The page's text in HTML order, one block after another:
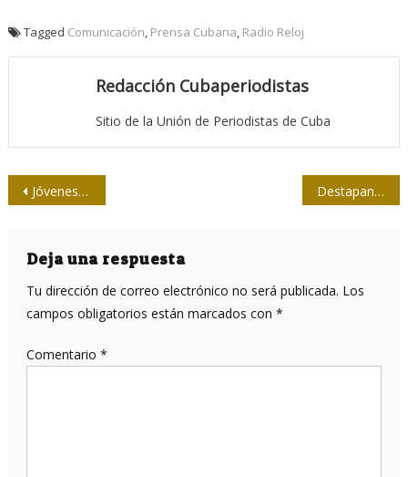
Tagged Comunicación, Prensa Cubana, Radio Reloj
Redacción Cubaperiodistas
Sitio de la Unión de Periodistas de Cuba
Navegación
entradas
Jóvenes economistas Santiagueros recorren Casa de la Prensa avileña Destapando al Genio en el Instituto de Periodismo
Deja una respuesta
Tu dirección de correo electrónico no será publicada. Los
campos obligatorios están marcados con *
Comentario *